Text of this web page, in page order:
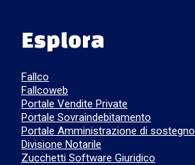
Esplora
Fallco
Fallcoweb
Portale Vendite Private
Portale Sovraindebitamento
Portale Amministrazione di sostegno
Divisione Notarile
Zucchetti Software Giuridico